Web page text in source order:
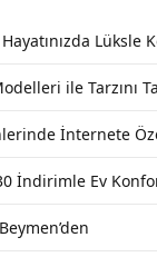
Lüksle
ile Tarzını
İnternete
İndirimle Ev